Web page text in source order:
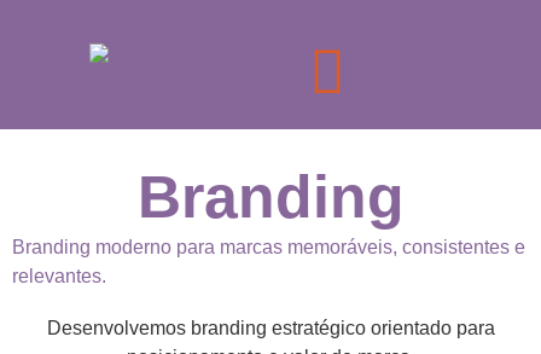
Branding
Branding moderno para marcas memoráveis, consistentes e
relevantes.
Desenvolvemos branding estratégico orientado para